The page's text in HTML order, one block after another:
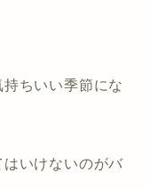
ちいい季節にな
いけないのがバ